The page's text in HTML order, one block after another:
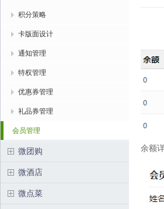
积分策略
卡版面设计
通知管理
特权管理
优惠券管理
礼品券管理
会员管理
微团购
微酒店
微点菜
余额